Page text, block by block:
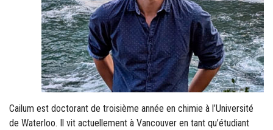
Cailum est doctorant de troisième année en chimie à l’Université
de Waterloo. Il vit actuellement à Vancouver en tant qu’étudiant